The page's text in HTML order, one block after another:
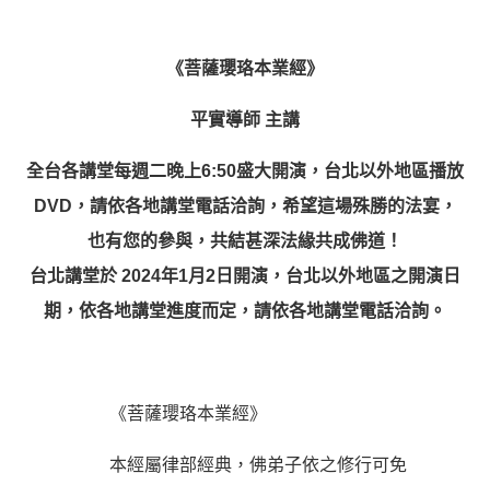
《菩薩瓔珞本業經》
平實導師 主講
全台各講堂每週二晚上6:50盛大開演，台北以外地區播放
DVD，請依各地講堂電話洽詢，希望這場殊勝的法宴，
也有您的參與，共結甚深法緣共成佛道！
台北講堂於 2024年1月2日開演，台北以外地區之開演日
期，依各地講堂進度而定，請依各地講堂電話洽詢。
《菩薩瓔珞本業經》
本經屬律部經典，佛弟子依之修行可免